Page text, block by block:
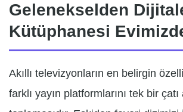
Gelenekselden
Kütüphanesi
Akıllı televizyonların en belirgin
farklı yayın platformlarını tek bir çatı